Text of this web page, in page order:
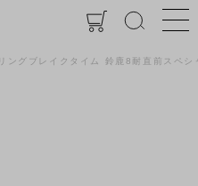
ングブレイクタイム 鈴鹿8耐直前スペシ